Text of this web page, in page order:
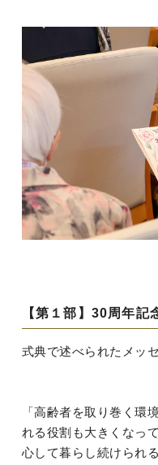
【第１部】30周年記
式典で述べられたメッ
「高齢者を取り巻く環
れる役割も大きくなっ
心して暮らし続けられ